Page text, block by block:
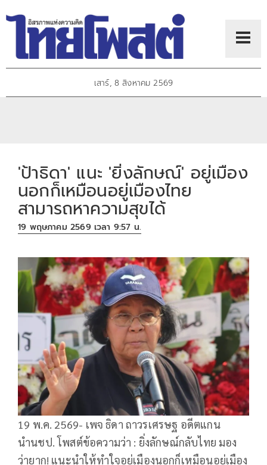
เสาร์, 8 สิงหาคม 2569
'ป้าธิดา' แนะ 'ยิ่งลักษณ์' อยู่เมือง
นอกก็เหมือนอยู่เมืองไทย
สามารถหาความสุขได้
19 พฤษภาคม 2569 เวลา 9:57 น.
19 พ.ค. 2569- เพจ ธิดา ถาวรเศรษฐ อดีตแกน
นำนชป. โพสต์ข้อความว่า : ยิ่งลักษณ์กลับไทย มอง
ว่ายาก! แนะนำให้ทำใจอยู่เมืองนอกก็เหมือนอยู่เมือง